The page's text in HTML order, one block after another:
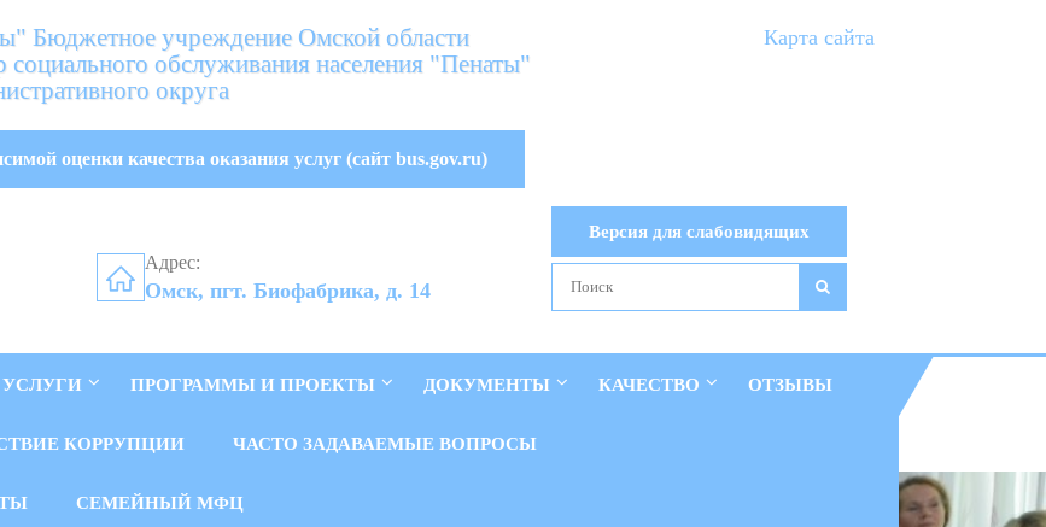
учреждение Омской области
обслуживания населения "Пенаты"
округа
оценки качества оказания услуг (сайт bus.gov.ru)
Карта сайта
Адрес:
Омск, пгт. Биофабрика, д. 14
Версия для слабовидящих
УСЛУГИ ПРОГРАММЫ И ПРОЕКТЫ ДОКУМЕНТЫ КАЧЕСТВО ОТЗЫВЫ
КОРРУПЦИИ ЧАСТО ЗАДАВАЕМЫЕ ВОПРОСЫ
СЕМЕЙНЫЙ МФЦ